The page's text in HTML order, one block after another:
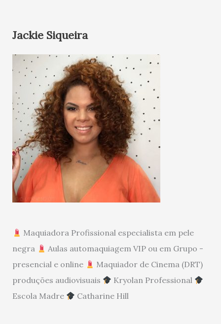
Jackie Siqueira
Maquiadora Profissional especialista em pele
negra
Aulas automaquiagem VIP ou em Grupo -
presencial e online
Maquiador de Cinema (DRT)
produções audiovisuais
Kryolan Professional
Escola Madre
Catharine Hill